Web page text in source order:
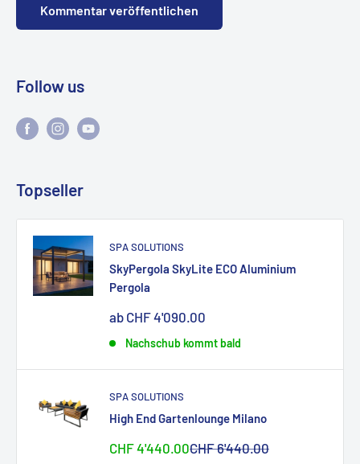
Kommentar veröffentlichen
Follow us
Topseller
SPA SOLUTIONS
SkyPergola SkyLite ECO Aluminium
Pergola
Sonderpreis
ab CHF 4'090.00
Nachschub kommt bald
SPA SOLUTIONS
High End Gartenlounge Milano
Sonderpreis
CHF 4'440.00Normalpreis
CHF 6'440.00